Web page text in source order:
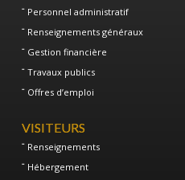
Personnel administratif
Renseignements généraux
Gestion financière
Travaux publics
Offres d’emploi
VISITEURS
Renseignements
Hébergement